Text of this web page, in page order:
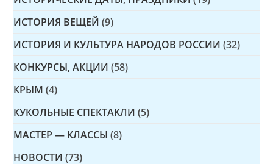
ИСТОРИЯ ВЕЩЕЙ (9)
ИСТОРИЯ И КУЛЬТУРА НАРОДОВ РОССИИ (32)
КОНКУРСЫ, АКЦИИ (58)
КРЫМ (4)
КУКОЛЬНЫЕ СПЕКТАКЛИ (5)
МАСТЕР — КЛАССЫ (8)
НОВОСТИ (73)